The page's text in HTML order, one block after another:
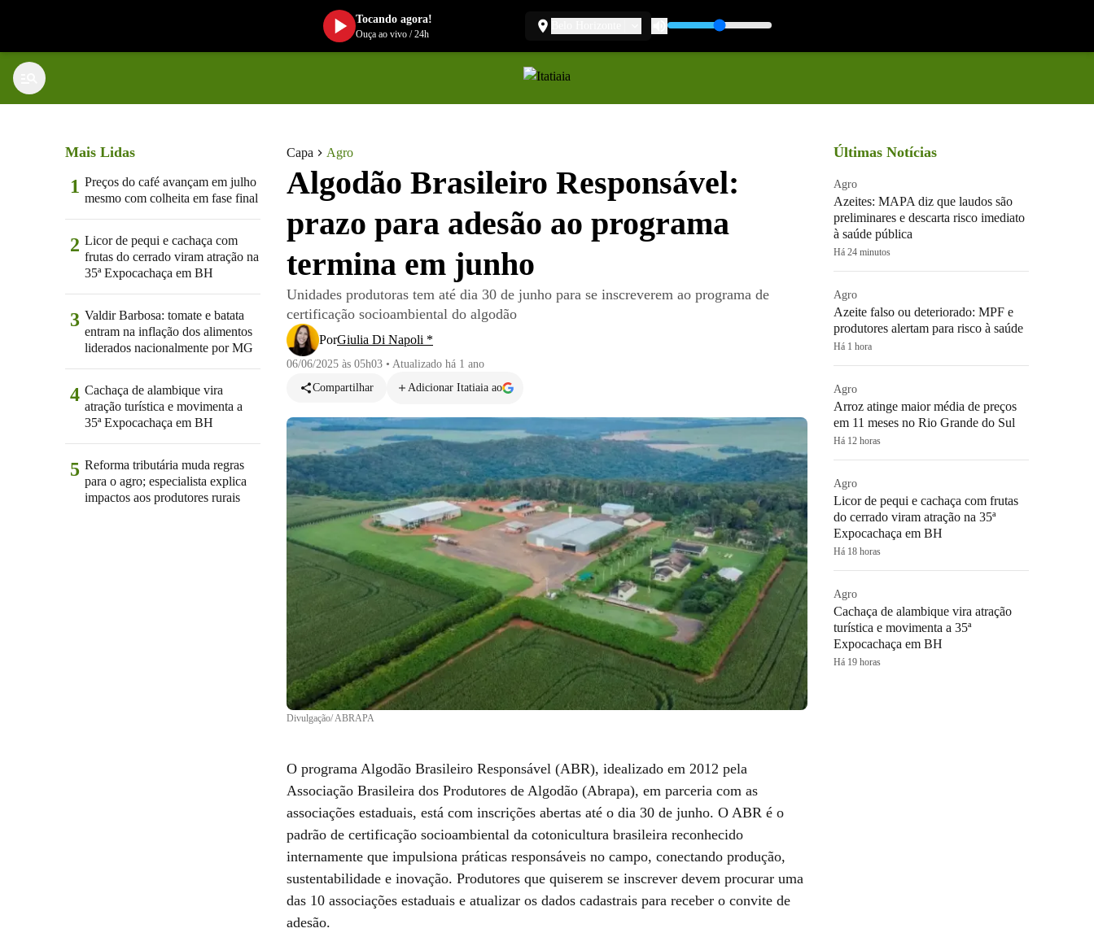
Capa Agro
Algodão Brasileiro Responsável:
prazo para adesão ao programa
termina em junho
Unidades produtoras tem até dia 30 de junho para se inscreverem ao programa de
certificação socioambiental do algodão
PorGiulia Di Napoli *
06/06/2025 às 05h03 • Atualizado há 1 ano
Compartilhar
Adicionar Itatiaia ao
Divulgação/ ABRAPA
O programa Algodão Brasileiro Responsável (ABR), idealizado em 2012 pela
Associação Brasileira dos Produtores de Algodão (Abrapa), em parceria com as
associações estaduais, está com inscrições abertas até o dia 30 de junho. O ABR é o
padrão de certificação socioambiental da cotonicultura brasileira reconhecido
internamente que impulsiona práticas responsáveis no campo, conectando produção,
sustentabilidade e inovação. Produtores que quiserem se inscrever devem procurar uma
das 10 associações estaduais e atualizar os dados cadastrais para receber o convite de
adesão.
Mais Lidas
1 Preços do café avançam em julho
mesmo com colheita em fase final
2 Licor de pequi e cachaça com
frutas do cerrado viram atração na
35ª Expocachaça em BH
3 Valdir Barbosa: tomate e batata
entram na inflação dos alimentos
liderados nacionalmente por MG
4 Cachaça de alambique vira
atração turística e movimenta a
35ª Expocachaça em BH
5 Reforma tributária muda regras
para o agro; especialista explica
impactos aos produtores rurais
Últimas Notícias
Agro
Azeites: MAPA diz que laudos são
preliminares e descarta risco imediato
à saúde pública
Há 24 minutos
Agro
Azeite falso ou deteriorado: MPF e
produtores alertam para risco à saúde
Há 1 hora
Agro
Arroz atinge maior média de preços
em 11 meses no Rio Grande do Sul
Há 12 horas
Agro
Licor de pequi e cachaça com frutas
do cerrado viram atração na 35ª
Expocachaça em BH
Há 18 horas
Agro
Cachaça de alambique vira atração
turística e movimenta a 35ª
Expocachaça em BH
Há 19 horas
Tocando agora!
Ouça ao vivo/24h